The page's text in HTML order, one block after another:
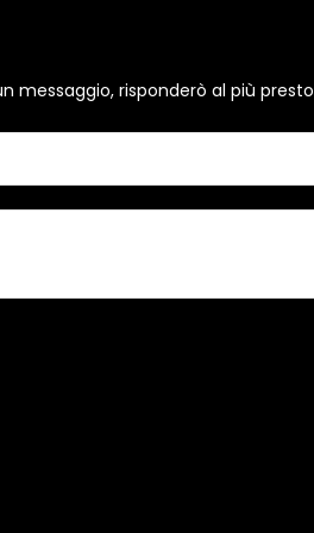
messaggio, risponderò al più presto